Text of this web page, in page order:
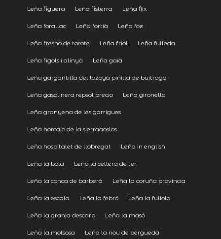
Leña figuera Leña fisterra Leña flix
Leña forallac Leña fortià Leña foz
Leña fresno de torote Leña friol Leña fulleda
Leña fígols i alinyà Leña gaià
Leña gargantilla del lozoya pinilla de buitrago
Leña gasolinera repsol precio Leña gironella
Leña granyena de les garrigues
Leña horcajo de la sierraaoslos
Leña hospitalet de llobregat Leña in english
Leña la bola Leña la cellera de ter
Leña la conca de barberà Leña la coruña provincia
Leña la escala Leña la febró Leña la fuliola
Leña la granja descarp Leña la masó
Leña la molsosa Leña la nou de berguedà